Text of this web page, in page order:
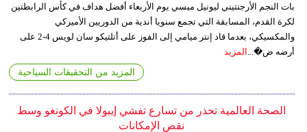
بات النجم الأرجنتيني ليونيل ميسي يوم الأربعاء أفضل هداف في كأس الرابطتين
لكرة القدم، المسابقة التي تجمع سنويا أندية من الدوريين الأميركي
والمكسيكي، بعدما قاد إنتر ميامي إلى الفوز على أتلتيكو سان لويس 4-2 على
أرضه ض�...
المزيد
المزيد من التحقيقات السياحية
الصحة العالمية تحذر من تسارع تفشي إيبولا في الكونغو وسط
نقص الإمكانات